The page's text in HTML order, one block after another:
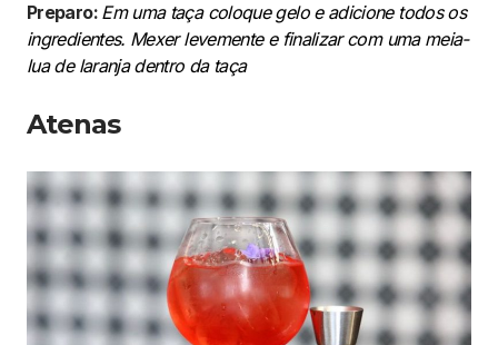
Preparo: Em uma taça coloque gelo e adicione todos os
ingredientes. Mexer levemente e finalizar com uma meia-
lua de laranja dentro da taça
Atenas